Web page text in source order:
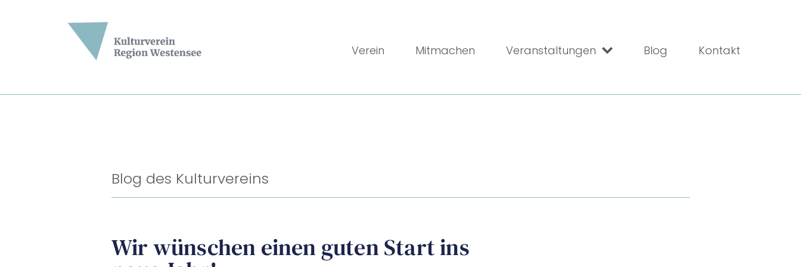
Verein Mitmachen Veranstaltungen Blog Kontakt
Blog des Kulturvereins
Wir wünschen einen guten Start ins